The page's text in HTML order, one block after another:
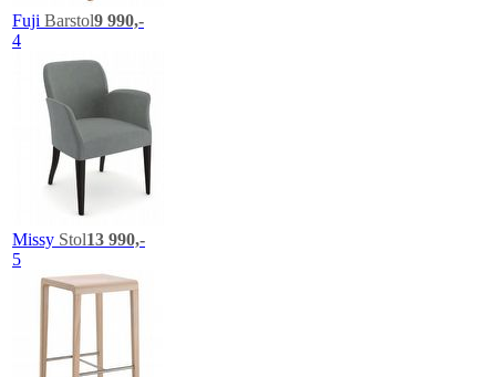
Fuji Barstol9 990,-
4
Missy Stol13 990,-
5